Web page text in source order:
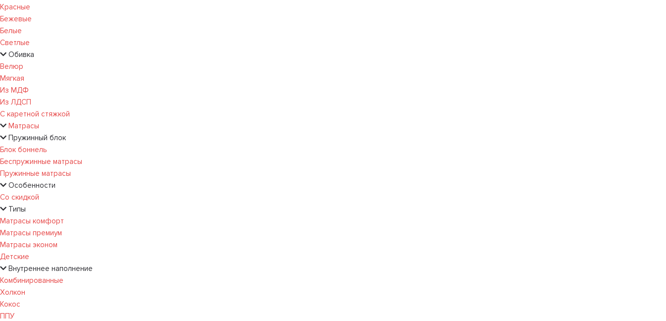
Красные
Бежевые
Белые
Светлые
Обивка
Велюр
Мягкая
Из МДФ
Из ЛДСП
С каретной стяжкой
Матрасы
Пружинный блок
Блок боннель
Беспружинные матрасы
Пружинные матрасы
Особенности
Со скидкой
Типы
Матрасы комфорт
Матрасы премиум
Матрасы эконом
Детские
Внутреннее наполнение
Комбинированные
Холкон
Кокос
ППУ